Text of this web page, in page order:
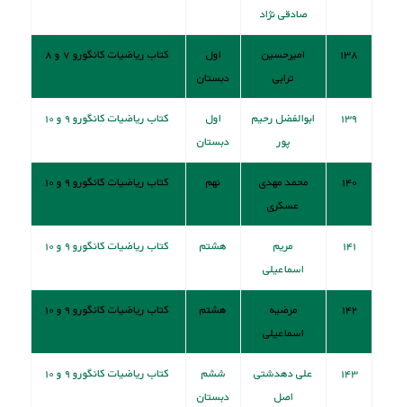
صادقی نژاد
۱۳۸
امیرحسین
ترابی
اول
دبستان
کتاب ریاضیات کانگورو ۷ و ۸
۱۳۹
ابوالفضل رحیم
پور
اول
دبستان
کتاب ریاضیات کانگورو ۹ و ۱۰
۱۴۰
محمد مهدی
عسکری
نهم کتاب ریاضیات کانگورو ۹ و ۱۰
۱۴۱
مریم
اسماعیلی
هشتم کتاب ریاضیات کانگورو ۹ و ۱۰
۱۴۲
مرضیه
اسماعیلی
هشتم کتاب ریاضیات کانگورو ۹ و ۱۰
۱۴۳
علی دهدشتی
اصل
ششم
دبستان
کتاب ریاضیات کانگورو ۹ و ۱۰